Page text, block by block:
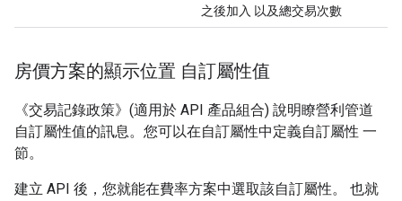
之後加入 以及總交易次數
房價方案的顯示位置 自訂屬性值
《交易記錄政策》(適用於 API 產品組合) 說明瞭營利管道
自訂屬性值的訊息。您可以在自訂屬性中定義自訂屬性 一
節。
建立 API 後，您就能在費率方案中選取該自訂屬性。 也就